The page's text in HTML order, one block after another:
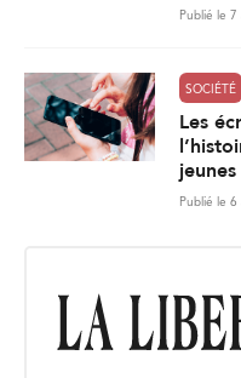
Publié le 7
SOCIÉTÉ
Les
jeunes
Publié le 6